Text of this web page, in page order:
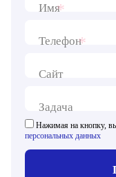
Имя*
Телефон*
Сайт
Задача
Нажимая на кнопку,
персональных данных